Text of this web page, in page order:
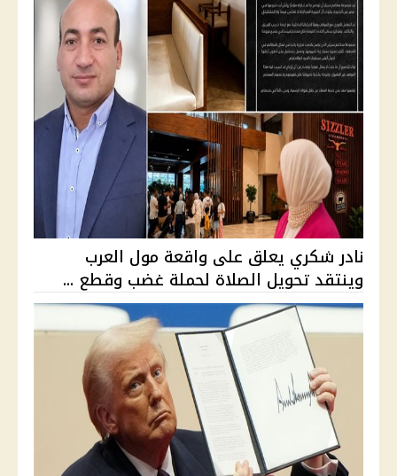
نادر شكري يعلق على واقعة مول العرب
وينتقد تحويل الصلاة لحملة غضب وقطع ...